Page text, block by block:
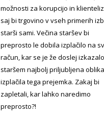
možnosti za korupcijo in
saj bi trgovino v vseh primerih
starši sami. Večina staršev bi
preprosto le dobila izplačilo na
račun, kar se je že doslej
staršem najbolj priljubljena oblika
izplačila tega prejemka. Zakaj bi
zapletali, kar lahko naredimo
preprosto?!